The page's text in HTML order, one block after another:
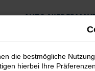
AUTO
Preiswerte
die bestmögliche
hierbei Ihre